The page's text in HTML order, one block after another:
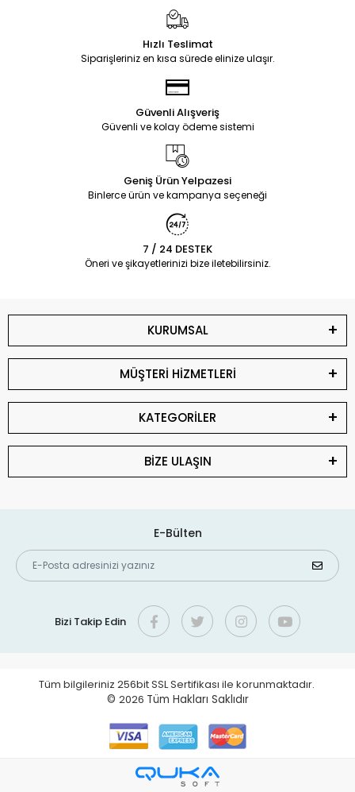
Hızlı Teslimat
Siparişleriniz en kısa sürede elinize ulaşır.
Güvenli Alışveriş
Güvenli ve kolay ödeme sistemi
Geniş Ürün Yelpazesi
Binlerce ürün ve kampanya seçeneği
7 / 24 DESTEK
Öneri ve şikayetlerinizi bize iletebilirsiniz.
KURUMSAL
MÜŞTERİ HİZMETLERİ
KATEGORİLER
BİZE ULAŞIN
E-Bülten
Bizi Takip Edin
Tüm bilgileriniz 256bit SSL Sertifikası ile korunmaktadır.
© 2026 Tüm Hakları Saklıdır